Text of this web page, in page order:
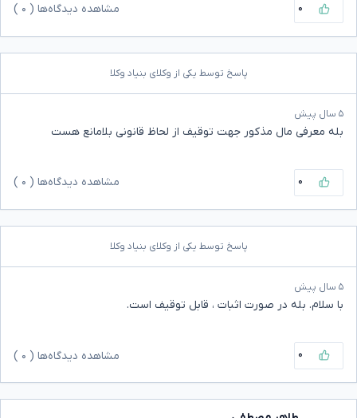
۰ مشاهده دیدگاه‌ها ( ۰
پاسخ توسط یکی از وکلای بنیاد وکلا
۵ سال پیش
بله معرفی مال مذکور جهت توقیف از لحاظ قانونی بلامانع هست
۰ مشاهده دیدگاه‌ها ( ۰
پاسخ توسط یکی از وکلای بنیاد وکلا
۵ سال پیش
با سلام. بله در صورت اثبات ، قابل توقیف است.
۰ مشاهده دیدگاه‌ها ( ۰